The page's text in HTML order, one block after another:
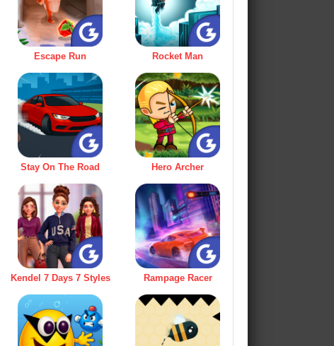
Escape Run Rocket Man
Stay On The Road Hero Archer
Kendel 7 Days 7 Styles Rampage Racer